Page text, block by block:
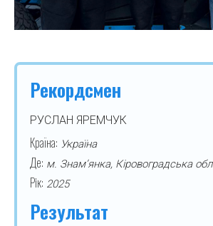
Рекордсмен
РУСЛАН ЯРЕМЧУК
Країна: Україна
Де: м. Знам’янка, Кіровоградська обл
Рік: 2025
Результат